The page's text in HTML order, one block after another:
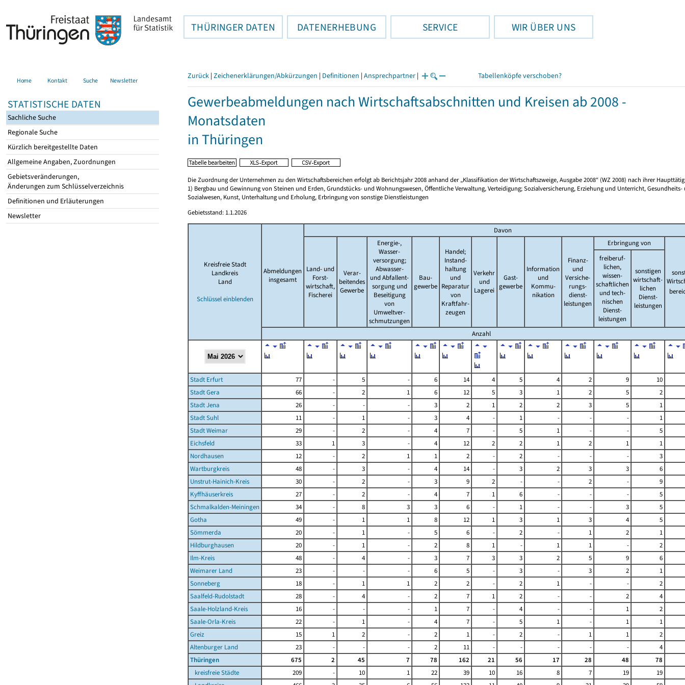
THÜRINGER DATEN DATENERHEBUNG SERVICE WIR ÜBER UNS
Home Kontakt Suche Newsletter
STATISTISCHE DATEN
Sachliche Suche
Regionale Suche
Kürzlich bereitgestellte Daten
Allgemeine Angaben, Zuordnungen
Gebietsveränderungen,
Änderungen zum Schlüsselverzeichnis
Definitionen und Erläuterungen
Newsletter
Zurück | Zeichenerklärungen/Abkürzungen | Definitionen | Ansprechpartner | Tabellenköpfe verschoben?
Gewerbeabmeldungen nach Wirtschaftsabschnitten und Kreisen ab 2008 -
Monatsdaten
in Thüringen
Die Zuordnung der Unternehmen zu den Wirtschaftsbereichen erfolgt ab Berichtsjahr 2008 anhand der „Klassifikation der Wirtschaftszweige, Ausgabe 2008“ (WZ 2008) nach ihrer
1) Bergbau und Gewinnung von Steinen und Erden, Grundstücks- und Wohnungswesen, Öffentliche Verwaltung, Verteidigung; Sozialversicherung, Erziehung und Unterricht, Gesundheits-
Sozialwesen, Kunst, Unterhaltung und Erholung, Erbringung von sonstige Dienstleistungen
Gebietsstand: 1.1.2026
Kreisfreie Stadt
Landkreis
Land
Schlüssel einblenden
Abmeldungen
insgesamt
Davon
Land- und
Forst-
wirtschaft,
Fischerei
Verar-
beitendes
Gewerbe
Energie-,
Wasser-
versorgung;
Abwasser-
und Abfallent-
sorgung und
Beseitigung
von
Umweltver-
schmutzungen
Bau-
gewerbe
Handel;
Instand-
haltung
und
Reparatur
von
Kraftfahr-
zeugen
Verkehr
und
Lagerei
Gast-
gewerbe
Information
und
Kommu-
nikation
Finanz-
und
Versiche-
rungs-
dienst-
leistungen
Erbringung von
freiberuf-
lichen,
wissen-
schaftlichen
und tech-
nischen
Dienst-
leistungen
sonstigen
wirtschaft-
lichen
Dienst-
leistungen
Anzahl
Stadt Erfurt 77 - 5 - 6 14 4 5 4 2 9
10
Stadt Gera
66 - 2 1 6 12 5 3 1 2 5
2
Stadt Jena
26 - - - 3 2 1 2 2 3 5
1
Stadt Suhl
11 - 1 - 3 4 - 1 - - -
1
Stadt Weimar
29 - 2 - 4 7 - 5 1 - -
5
Eichsfeld
33 1 3 - 4 12 2 2 1 2 1
1
Nordhausen
12 - 2 1 1 2 - 2 - - -
3
Wartburgkreis
48 - 3 - 4 14 - 3 2 3 3
6
Unstrut-Hainich-Kreis
30 - 2 - 3 9 2 - - 2 -
9
Kyffhäuserkreis
27 - 2 - 4 7 1 6 - - -
5
Schmalkalden-Meiningen
34 - 8 3 3 6 - 1 - - 3
5
Gotha
49 - 1 1 8 12 1 3 1 3 4
5
Sömmerda
20 - 1 - 5 6 - 2 - 1 2
1
Hildburghausen
20 - 1 - 2 8 1 - 1 1 -
2
Ilm-Kreis
48 - 4 - 3 7 3 3 2 5 9
6
Weimarer Land
23 - - - 6 5 - 3 - 3 2
1
Sonneberg
18 - 1 1 2 2 - 2 1 - -
2
Saalfeld-Rudolstadt
28 - 4 - 2 7 1 2 - - 2
4
Saale-Holzland-Kreis
16 - - - 1 7 - 4 - - 1
2
Saale-Orla-Kreis
22 - 1 - 4 7 - 5 1 - 1
1
Greiz
15 1 2 - 2 1 - 2 - 1 1
2
Altenburger Land
23 - - - 2 11 - - - - -
4
Thüringen
675 2 45 7 78 162 21 56 17 28 48
78
kreisfreie Städte
209 - 10 1 22 39 10 16 8 7 19
19